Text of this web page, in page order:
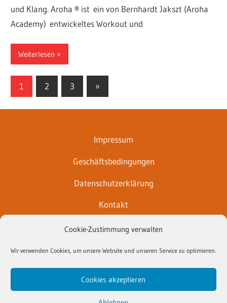
Cookie-Zustimmung verwalten
Wir verwenden Cookies, um unsere Website und unseren Service zu optimieren.
Cookies akzeptieren
und Klang. Aroha ® ist ein von Bernhardt Jakszt (Aroha
Academy) entwickeltes Workout und
Weiterlesen
Seitennummerierung
1 2 3
Nächste
Beiträge
»
Impressum
Geschäftsbedingungen
Datenschutzerklärung
Kontakt
Anfahrt
Gesetzliches
Cookie-Richtlinie (EU)